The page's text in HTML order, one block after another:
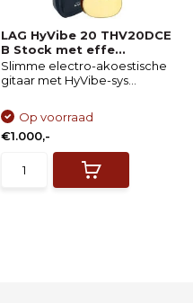
LAG HyVibe 20 THV20DCE
B Stock met effe...
Slimme electro-akoestische
gitaar met HyVibe-sys...
Op voorraad
€1.000,-